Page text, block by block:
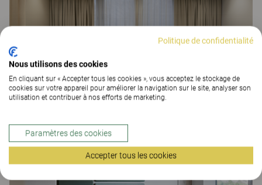
Saab Stockholm
ESPACES DE TRAVAIL
Politique de confidentialité
Nous utilisons des cookies
En cliquant sur « Accepter tous les cookies », vous acceptez le stockage de
cookies sur votre appareil pour améliorer la navigation sur le site, analyser son
utilisation et contribuer à nos efforts de marketing.
Paramètres des cookies
Accepter tous les cookies